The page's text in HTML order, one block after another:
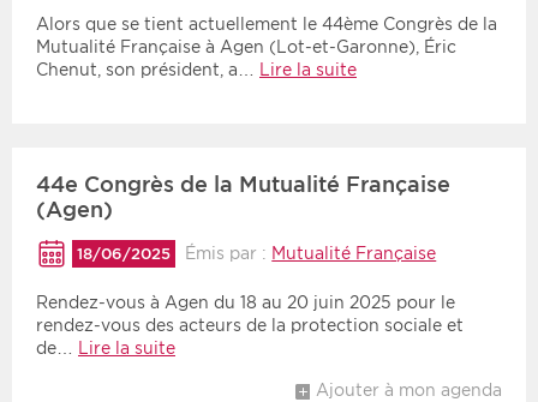
Alors que se tient actuellement le 44ème Congrès de la
Mutualité Française à Agen (Lot-et-Garonne), Éric
Chenut, son président, a… Lire la suite
44e Congrès de la Mutualité Française
(Agen)
18/06/2025 Émis par : Mutualité Française
Rendez-vous à Agen du 18 au 20 juin 2025 pour le
rendez-vous des acteurs de la protection sociale et
de…
Lire la suite
Ajouter à mon agenda